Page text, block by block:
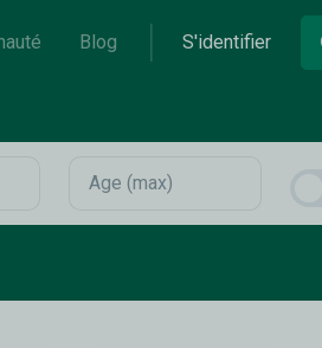
Blog S'identifier